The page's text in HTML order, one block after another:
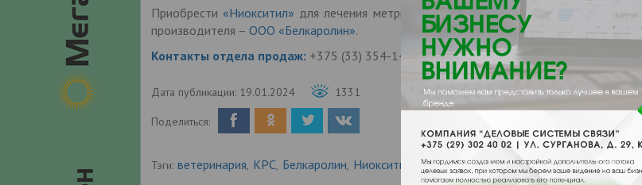
Приобрести «Ниокситил» для лечения метритов и эндометритов у коров можно
производителя – ООО «Белкаролин».
Контакты отдела продаж: +375 (33) 354-14-00, (0212) 617-450.
Дата публикации: 19.01.2024 1331
Поделиться:
Тэги: ветеринария, КРС, Белкаролин, Ниокситил Источник: agrobelarus.by